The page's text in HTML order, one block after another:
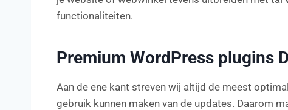
functionaliteiten.
Premium WordPress plugins
Aan de ene kant streven wij altijd de meest
gebruik kunnen maken van de updates. Daarom